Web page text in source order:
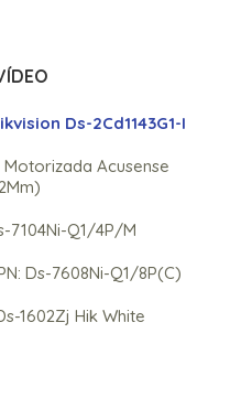
Ds-2Cd1143G1-I
Acusense
7104Ni-Q1/4P/M
Ds-7608Ni-Q1/8P(C)
1602Zj Hik White